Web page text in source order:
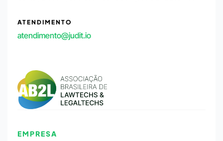
ATENDIMENTO
atendimento@judit.io
EMPRESA